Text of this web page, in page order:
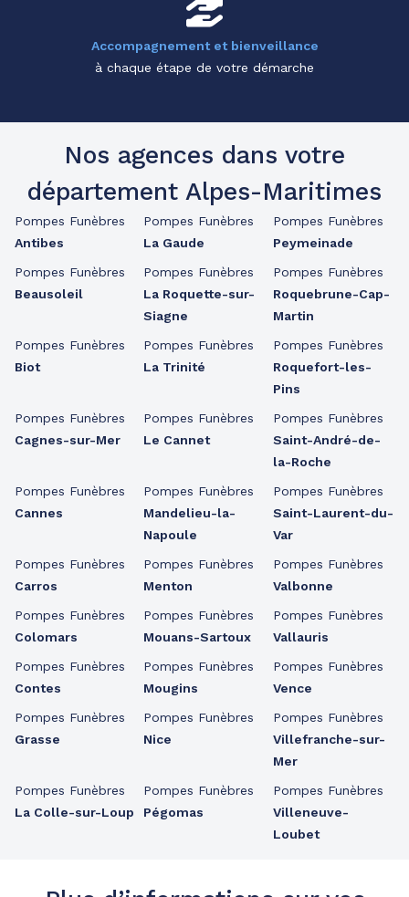
Accompagnement et bienveillance
à chaque étape de votre démarche
Nos agences dans votre
département Alpes-Maritimes
Pompes Funèbres
Antibes
Pompes Funèbres
Beausoleil
Pompes Funèbres
Biot
Pompes Funèbres
Cagnes-sur-Mer
Pompes Funèbres
Cannes
Pompes Funèbres
Carros
Pompes Funèbres
Colomars
Pompes Funèbres
Contes
Pompes Funèbres
Grasse
Pompes Funèbres
La Colle-sur-Loup
Pompes Funèbres
La Gaude
Pompes Funèbres
La Roquette-sur-
Siagne
Pompes Funèbres
La Trinité
Pompes Funèbres
Le Cannet
Pompes Funèbres
Mandelieu-la-
Napoule
Pompes Funèbres
Menton
Pompes Funèbres
Mouans-Sartoux
Pompes Funèbres
Mougins
Pompes Funèbres
Nice
Pompes Funèbres
Pégomas
Pompes Funèbres
Peymeinade
Pompes Funèbres
Roquebrune-Cap-
Martin
Pompes Funèbres
Roquefort-les-
Pins
Pompes Funèbres
Saint-André-de-
la-Roche
Pompes Funèbres
Saint-Laurent-du-
Var
Pompes Funèbres
Valbonne
Pompes Funèbres
Vallauris
Pompes Funèbres
Vence
Pompes Funèbres
Villefranche-sur-
Mer
Pompes Funèbres
Villeneuve-
Loubet